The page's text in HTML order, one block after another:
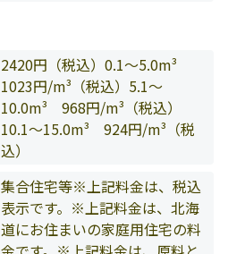
2420円（税込）0.1～5.0m³
1023円/m³（税込）5.1～
10.0m³ 968円/m³（税込）
10.1～15.0m³ 924円/m³（税
込）
集合住宅等※上記料金は、税込
表示です。※上記料金は、北海
道にお住まいの家庭用住宅の料